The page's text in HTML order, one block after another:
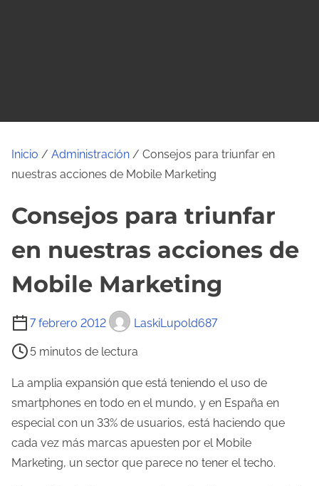
Inicio / Administración / Consejos para triunfar en
nuestras acciones de Mobile Marketing
Consejos para triunfar
en nuestras acciones de
Mobile Marketing
7 febrero 2012 LaskiLupold687
T
e
m
p
o
d
e
5 minutos de lectura
La amplia expansión que está teniendo el uso de
smartphones en todo en el mundo, y en España en
especial con un 33% de usuarios, está haciendo que
cada vez más marcas apuesten por el Mobile
Marketing, un sector que parece no tener el techo.